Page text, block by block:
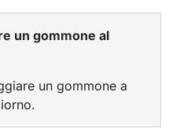
un gommone al
un gommone a